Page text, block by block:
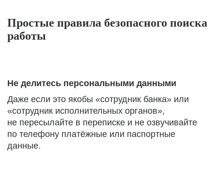
Простые правила безопасного поиска
работы
Не делитесь персональными данными
Даже если это якобы «сотрудник банка» или
«сотрудник исполнительных органов»,
не пересылайте в переписке и не озвучивайте
по телефону платёжные или паспортные
данные.